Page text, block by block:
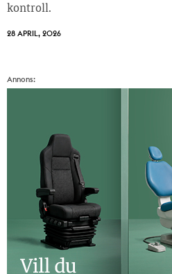
kontroll.
28 APRIL, 2026
Annons: